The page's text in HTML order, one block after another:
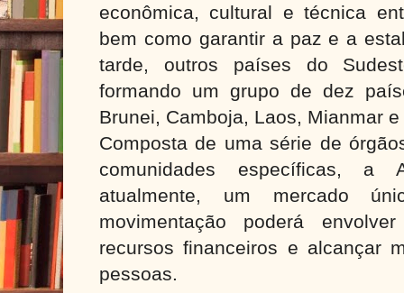
econômica, cultural e técnica
bem como garantir a paz e a
tarde, outros países do
formando um grupo de dez
Brunei, Camboja, Laos, Mianmar
Composta de uma série de
comunidades específicas, a
atualmente, um mercado
movimentação poderá
recursos financeiros e alcançar
pessoas.